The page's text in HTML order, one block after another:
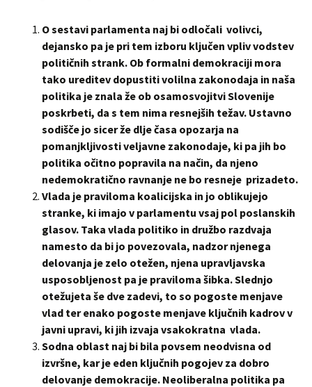
O sestavi parlamenta naj bi odločali volivci,
dejansko pa je pri tem izboru ključen vpliv vodstev
političnih strank. Ob formalni demokraciji mora
tako ureditev dopustiti volilna zakonodaja in naša
politika je znala že ob osamosvojitvi Slovenije
poskrbeti, da s tem nima resnejših težav. Ustavno
sodišče jo sicer že dlje časa opozarja na
pomanjkljivosti veljavne zakonodaje, ki pa jih bo
politika očitno popravila na način, da njeno
nedemokratično ravnanje ne bo resneje prizadeto.
Vlada je praviloma koalicijska in jo oblikujejo
stranke, ki imajo v parlamentu vsaj pol poslanskih
glasov. Taka vlada politiko in družbo razdvaja
namesto da bi jo povezovala, nadzor njenega
delovanja je zelo otežen, njena upravljavska
usposobljenost pa je praviloma šibka. Slednjo
otežujeta še dve zadevi, to so pogoste menjave
vlad ter enako pogoste menjave ključnih kadrov v
javni upravi, ki jih izvaja vsakokratna vlada.
Sodna oblast naj bi bila povsem neodvisna od
izvršne, kar je eden ključnih pogojev za dobro
delovanje demokracije. Neoliberalna politika pa